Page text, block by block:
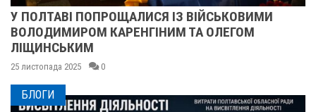
ПОПРОЩАЛИСЯ ІЗ ВІЙСЬКОВИМИ
КАРЕНГІНИМ ТА ОЛЕГОМ
2025 0
ПІСЛЯ
БЛОГИ